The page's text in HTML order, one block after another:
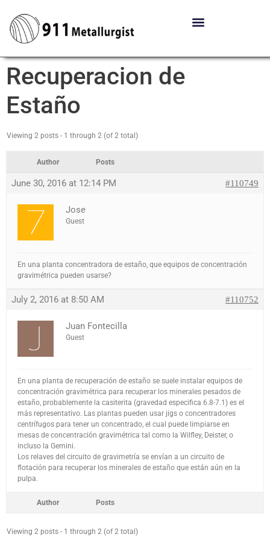
Recuperacion de
Estaño
Viewing 2 posts - 1 through 2 (of 2 total)
Author Posts
June 30, 2016 at 12:14 PM #110749
Jose
Guest
En una planta concentradora de estaño, que equipos de concentración
gravimétrica pueden usarse?
July 2, 2016 at 8:50 AM #110752
Juan Fontecilla
Guest
En una planta de recuperación de estaño se suele instalar equipos de
concentración gravimétrica para recuperar los minerales pesados de
estaño, probablemente la casiterita (gravedad especifica 6.8-7.1) es el
más representativo. Las plantas pueden usar jigs o concentradores
centrífugos para tener un concentrado, el cual puede limpiarse en
mesas de concentración gravimétrica tal como la Wilfley, Deister, o
incluso la Gemini.
Los relaves del circuito de gravimetría se envían a un circuito de
flotación para recuperar los minerales de estaño que están aún en la
pulpa.
Author Posts
Viewing 2 posts - 1 through 2 (of 2 total)